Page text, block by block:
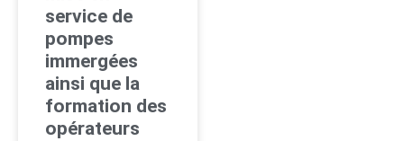
service de
pompes
immergées
ainsi que la
formation des
opérateurs